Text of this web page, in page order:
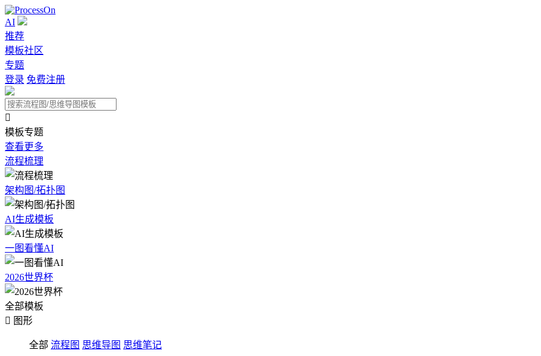
AI
推荐
模板社区
专题
登录 免费注册

模板专题
查看更多
流程梳理
架构图/拓扑图
AI生成模板
一图看懂AI
2026世界杯
全部模板
 图形
全部 流程图 思维导图 思维笔记